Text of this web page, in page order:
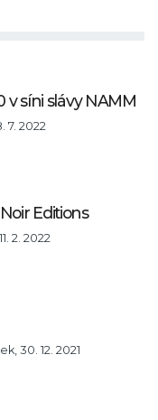
síni slávy NAMM
7. 2022
Editions
2. 2022
30. 12. 2021